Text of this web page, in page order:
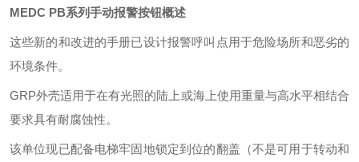
MEDC PB系列手动报警按钮概述
这些新的和改进的手册已设计报警呼叫点用于危险场所和恶劣的
环境条件。
GRP外壳适用于在有光照的陆上或海上使用重量与高水平相结合
要求具有耐腐蚀性。
该单位现已配备电梯牢固地锁定到位的翻盖（不是可用于转动和